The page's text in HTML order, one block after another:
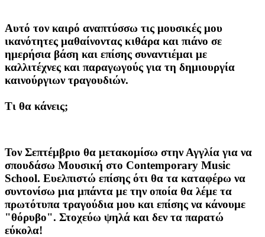
Αυτό τον καιρό αναπτύσσω τις μουσικές μου
ικανότητες μαθαίνοντας κιθάρα και πιάνο σε
ημερήσια βάση και επίσης συναντιέμαι με
καλλιτέχνες και παραγωγούς για τη δημιουργία
καινούργιων τραγουδιών.
Τι θα κάνεις;
Τον Σεπτέμβριο θα μετακομίσω στην Αγγλία για να
σπουδάσω Μουσική στο Contemporary Music
School. Ευελπιστώ επίσης ότι θα τα καταφέρω να
συντονίσω μια μπάντα με την οποία θα λέμε τα
πρωτότυπα τραγούδια μου και επίσης να κάνουμε
"θόρυβο". Στοχεύω ψηλά και δεν τα παρατώ
εύκολα!